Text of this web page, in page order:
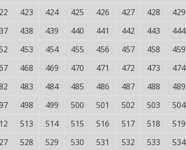
423 424 425 426 427 428 429
438 439 440 441 442 443 444
453 454 455 456 457 458 459
468 469 470 471 472 473 474
483 484 485 486 487 488 489
498 499 500 501 502 503 504
513 514 515 516 517 518 519
528 529 530 531 532 533 534